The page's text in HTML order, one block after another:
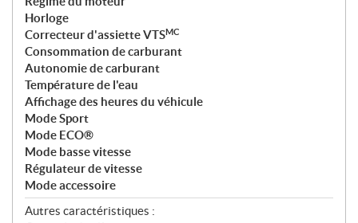
Horloge
Correcteur d'assiette VTSMC
Consommation de carburant
Autonomie de carburant
Température de l'eau
Affichage des heures du véhicule
Mode Sport
Mode ECO®
Mode basse vitesse
Régulateur de vitesse
Mode accessoire
Autres caractéristiques :